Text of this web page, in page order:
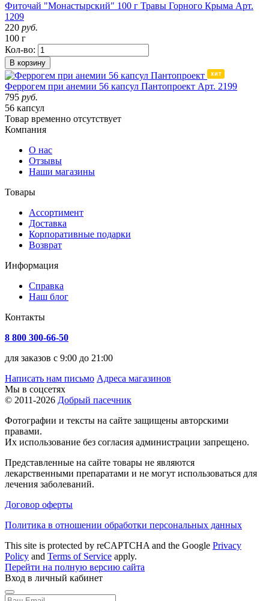
Фиточай "Монастырский" 100 г Травы Горного Крыма Арт.
1209
220 руб.
100 г
Кол-во:
В корзину
Феррогем при анемии 56 капсул Пантопроект Арт. 2199
795 руб.
56 капсул
Товар временно отсутствует
Компания
О нас
Отзывы
Наши магазины
Товары
Ассортимент
Доставка
Корпоративные подарки
Возврат
Информация
Справка
Наш блог
Контакты
8 800 300-66-50
для заказов с 9:00 до 21:00
Написать нам письмо Адреса магазинов
Мы в соцсетях
© 2011-2026 Добрый пасечник
Фотографии и тексты на сайте защищены авторскими
правами.
Их использование без согласия администрации запрещено.
Представленные на сайте товары не являются
лекарственными препаратами и не могут использоваться для
лечения заболеваний.
Договор оферты
Политика в отношении обработки персональных данных
This site is protected by reCAPTCHA and the Google Privacy
Policy and Terms of Service apply.
Перейти на полную версию сайта
Вход в личный кабинет